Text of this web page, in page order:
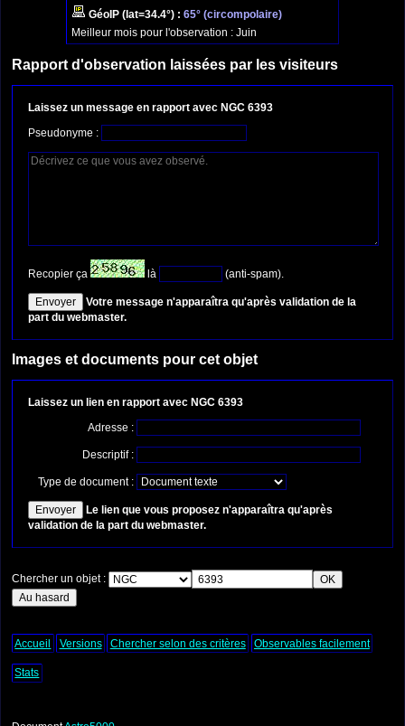
GéoIP (lat=34.4°) : 65° (circompolaire)
Meilleur mois pour l'observation : Juin
Rapport d'observation laissées par les visiteurs
Laissez un message en rapport avec NGC 6393
Pseudonyme :
Recopier ça là (anti-spam).
Votre message n'apparaîtra qu'après validation de la
part du webmaster.
Images et documents pour cet objet
Laissez un lien en rapport avec NGC 6393
Adresse :
Descriptif :
Type de document :
Le lien que vous proposez n'apparaîtra qu'après
validation de la part du webmaster.
Chercher un objet :
Accueil Versions Chercher selon des critères Observables facilement
Stats